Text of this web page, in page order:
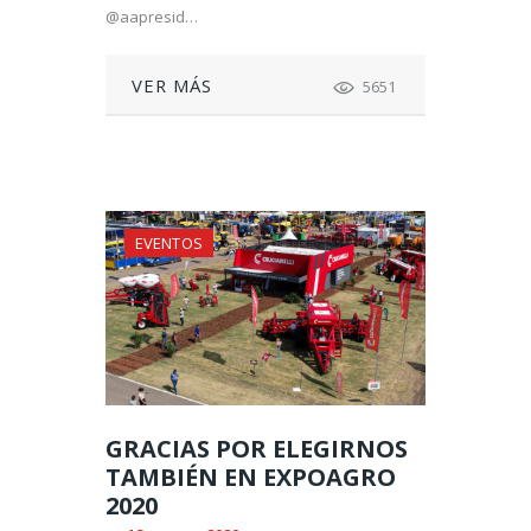
@aapresid…
VER MÁS 5651
EVENTOS
GRACIAS POR ELEGIRNOS
TAMBIÉN EN EXPOAGRO
2020